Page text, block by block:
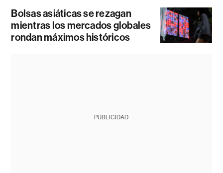
Bolsas asiáticas se rezagan
mientras los mercados globales
rondan máximos históricos
PUBLICIDAD